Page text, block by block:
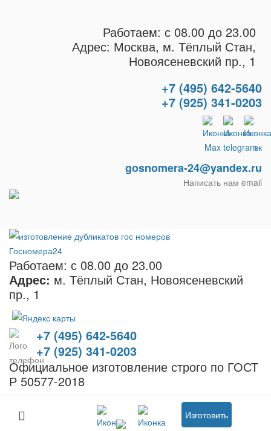
Работаем: с 08.00 до 23.00
Адрес: Москва, м. Тёплый Стан,
Новоясеневский пр., 1
+7 (495) 642-5640
+7 (925) 341-0203
gosnomera-24@yandex.ru
Написать нам email
Работаем: с 08.00 до 23.00
Адрес: м. Тёплый Стан, Новоясеневский
пр., 1
+7 (495) 642-5640
+7 (925) 341-0203
Официальное изготовление строго по ГОСТ
Р 50577-2018
Изготовить